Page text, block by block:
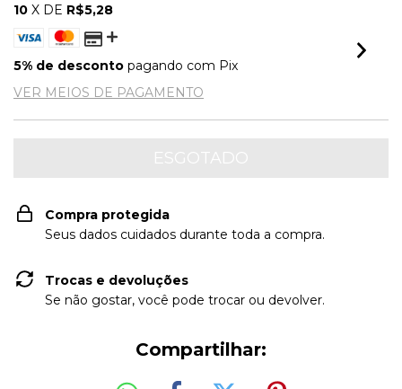
10 X DE R$5,28
5% de desconto pagando com Pix
VER MEIOS DE PAGAMENTO
Compra protegida
Seus dados cuidados durante toda a compra.
Trocas e devoluções
Se não gostar, você pode trocar ou devolver.
Compartilhar: